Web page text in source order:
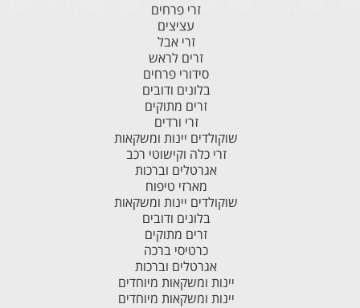
זרי פרחים
עציצים
זרי אבל
זרים לראש
סידורי פרחים
בלונים ודובים
זרים מתוקים
זרי ורדים
שוקולדים יינות ומשקאות
זרי כלה וקישוטי רכב
אגרטלים וברכות
מארזי טיפוח
שוקולדים יינות ומשקאות
בלונים ודובים
זרים מתוקים
כרטיסי ברכה
אגרטלים וברכות
יינות ומשקאות מיוחדים
יינות ומשקאות מיוחדים